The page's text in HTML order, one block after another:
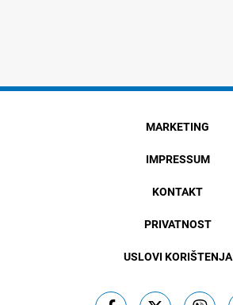
MARKETING
IMPRESSUM
KONTAKT
PRIVATNOST
USLOVI KORIŠTENJA